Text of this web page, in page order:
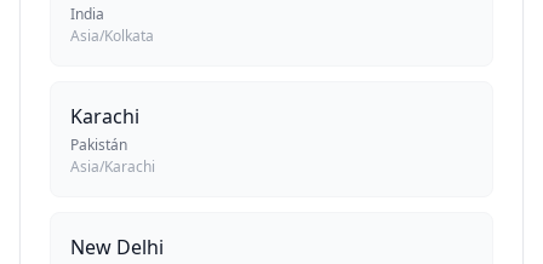
India
Asia/Kolkata
Karachi
Pakistán
Asia/Karachi
New Delhi